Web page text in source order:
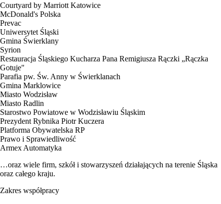
Courtyard by Marriott Katowice
McDonald's Polska
Prevac
Uniwersytet Śląski
Gmina Świerklany
Syrion
Restauracja Śląskiego Kucharza Pana Remigiusza Rączki „Rączka
Gotuje"
Parafia pw. Św. Anny w Świerklanach
Gmina Marklowice
Miasto Wodzisław
Miasto Radlin
Starostwo Powiatowe w Wodzisławiu Śląskim
Prezydent Rybnika Piotr Kuczera
Platforma Obywatelska RP
Prawo i Sprawiedliwość
Armex Automatyka
…oraz wiele firm, szkół i stowarzyszeń działających na terenie Śląska
oraz całego kraju.
Zakres współpracy